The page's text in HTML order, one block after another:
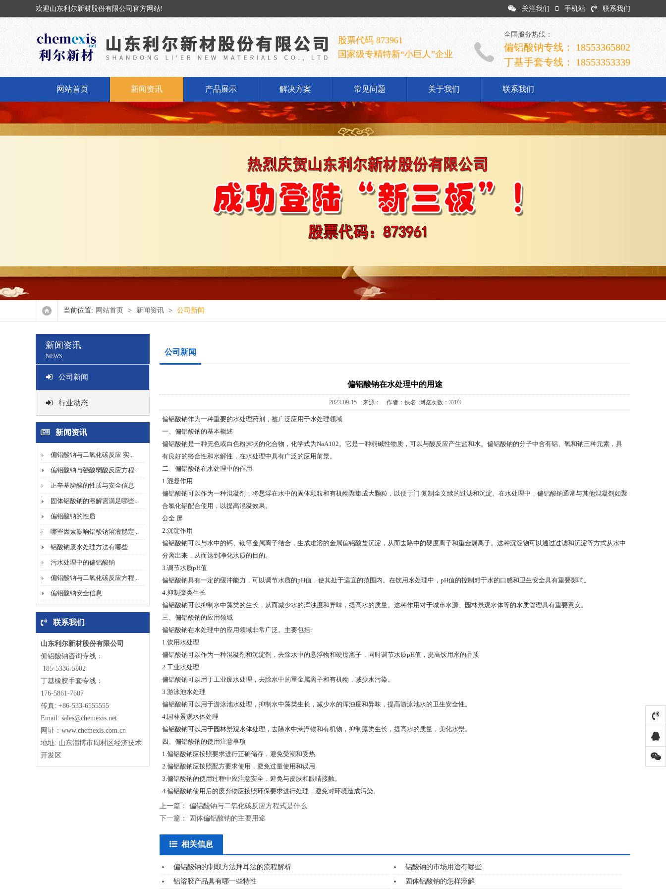
欢迎山东利尔新材股份有限公司官方网站! 关注我们 手机站 联系我们
股票代码 873961
国家级专精特新“小巨人”企业
全国服务热线：
偏铝酸钠专线： 18553365802
丁基手套专线： 18553353339
网站首页 新闻资讯
公司新闻
产品展示
固体铝酸钠
丁基胶乳
其他产品
解决方案 常见问题 关于我们
公司简介
发展历程
荣誉资质
联系我们
当前位置: 网站首页 > 新闻资讯 > 公司新闻
新闻资讯
NEWS
公司新闻
行业动态
新闻资讯
偏铝酸钠与二氧化碳反应 实...
偏铝酸钠与强酸弱酸反应方程...
正辛基膦酸的性质与安全信息
固体铝酸钠的溶解需满足哪些...
偏铝酸钠的性质
哪些因素影响铝酸钠溶液稳定...
铝酸钠废水处理方法有哪些
污水处理中的偏铝酸钠
偏铝酸钠与二氧化碳反应方程...
偏铝酸钠安全信息
联系我们
山东利尔新材股份有限公司
偏铝酸钠咨询专线：
185-5336-5802
丁基橡胶手套专线：
176-5861-7607
传真: +86-533-6555555
Email: sales@chemexis.net
网址：www.chemexis.com.cn
地址: 山东淄博市周村区经济技术
开发区
公司新闻
偏铝酸钠在水处理中的用途
2023-09-15 来源： 作者：佚名 浏览次数：3703
偏铝酸钠作为一种重要的水处理药剂，被广泛应用于水处理领域
一、偏铝酸钠的基本概述
偏铝酸钠是一种无色或白色粉末状的化合物，化学式为NaA102。它是一种弱碱性物质，可以与酸反应产生盐和水。偏铝酸钠的分子中含有铝、氧和钠三种元素，具
有良好的络合性和水解性，在水处理中具有广泛的应用前景。
二、偏铝酸钠在水处理中的作用
1.混凝作用
偏铝酸钠可以作为一种混凝剂，将悬浮在水中的固体颗粒和有机物聚集成大颗粒，以便于门 复制全文续的过滤和沉淀。在水处理中，偏铝酸钠通常与其他混凝剂如聚
合氯化铝配合使用，以提高混凝效果。
公全 屏
2.沉淀作用
偏铝酸钠可以与水中的钙、镁等金属离子结合，生成难溶的金属偏铝酸盐沉淀，从而去除中的硬度离子和重金属离子。这种沉淀物可以通过过滤和沉淀等方式从水中
分离出来，从而达到净化水质的目的。
3.调节水质pH值
偏铝酸钠具有一定的缓冲能力，可以调节水质的pH值，使其处于适宜的范围内。在饮用水处理中，pH值的控制对于水的口感和卫生安全具有重要影响。
4.抑制藻类生长
偏铝酸钠可以抑制水中藻类的生长，从而减少水的浑浊度和异味，提高水的质量。这种作用对于城市水源、园林景观水体等的水质管理具有重要意义。
三、偏铝酸钠的应用领域
偏铝酸钠在水处理中的应用领域非常广泛。主要包括:
1.饮用水处理
偏铝酸钠可以作为一种混凝剂和沉淀剂，去除水中的悬浮物和硬度离子，同时调节水质pH值，提高饮用水的品质
2.工业水处理
偏铝酸钠可以用于工业废水处理，去除水中的重金属离子和有机物，减少水污染。
3.游泳池水处理
偏铝酸钠可以用于游泳池水处理，抑制水中藻类生长，减少水的浑浊度和异味，提高游泳池水的卫生安全性。
4.园林景观水体处理
偏铝酸钠可以用于园林景观水体处理，去除水中悬浮物和有机物，抑制藻类生长，提高水的质量，美化水景。
四、偏铝酸钠的使用注意事项
1.偏铝酸钠应按照要求进行正确储存，避免受潮和受热
2.偏铝酸钠应按照配方要求使用，避免过量使用和误用
3.偏铝酸钠的使用过程中应注意安全，避免与皮肤和眼睛接触。
4.偏铝酸钠使用后的废弃物应按照环保要求进行处理，避免对环境造成污染。
上一篇： 偏铝酸钠与二氧化碳反应方程式是什么
下一篇：
固体偏铝酸钠的主要用途
相关信息
偏铝酸钠的制取方法拜耳法的流程解析
铝酸钠的市场用途有哪些
铝溶胶产品具有哪一些特性
固体铝酸钠的怎样溶解